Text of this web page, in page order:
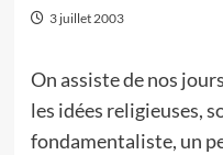
3 juillet 2003
On assiste de nos
les idées religieuses,
fondamentaliste, un